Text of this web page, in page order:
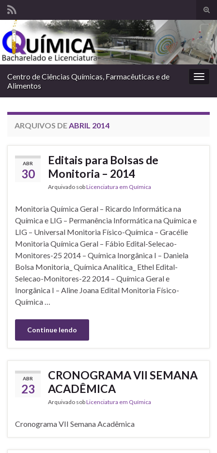
de
Search for:
Centro de Ciências Químicas, Farmacêuticas e de
Alimentos
ARQUIVOS DEABRIL 2014
ABR
30
Editais para Bolsas de
Monitoria – 2014
Arquivado sobLicenciatura em Química
Monitoria Química Geral – Ricardo Informática na
Química e LIG – Permanência Informática na Química e
LIG – Universal Monitoria Físico-Química – Gracélie
Monitoria Química Geral – Fábio Edital-Selecao-
Monitores-25 2014 – Química Inorgânica I – Daniela
Bolsa Monitoria_ Química Analítica_ Ethel Edital-
Selecao-Monitores-22 2014 – Química Geral e
Inorgânica I – Aline Joana Edital Monitoria Físico-
Química …
Continue lendo
ABR
23
CRONOGRAMA VII SEMANA
ACADÊMICA
Arquivado sobLicenciatura em Química
Cronograma VII Semana Acadêmica